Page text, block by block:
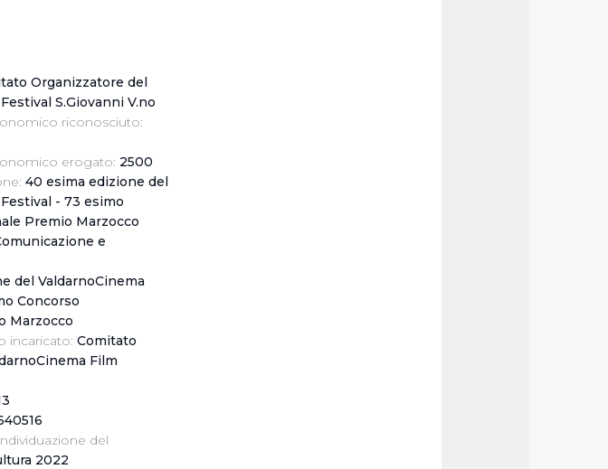
Organizzatore del
S.Giovanni V.no
riconosciuto:
erogato: 2500
40 esima edizione del
- 73 esimo
Premio Marzocco
e
del ValdarnoCinema
Concorso
Marzocco
incaricato: Comitato
Film
del
2022